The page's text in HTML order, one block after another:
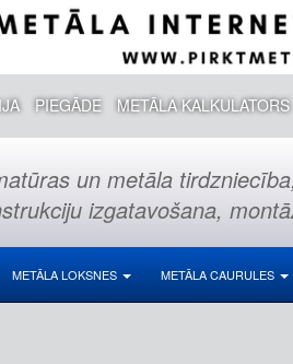
PIEGĀDE METĀLA KALKULATORS
un metāla
izgatavošana,
METĀLA LOKSNES METĀLA CAURULES